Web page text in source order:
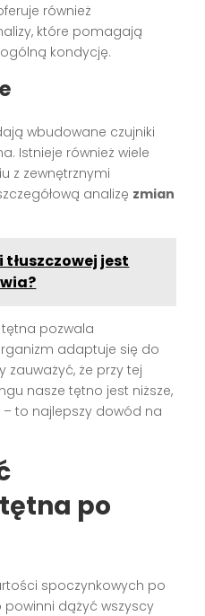
również
które pomagają
kondycję.
wbudowane czujniki
Istnieje również wiele
z zewnętrznymi
analizę zmian
jest
pozwala
adaptuje się do
zauważyć, że przy tej
nasze tętno jest niższe,
to najlepszy dowód na
po
spoczynkowych po
dążyć wszyscy